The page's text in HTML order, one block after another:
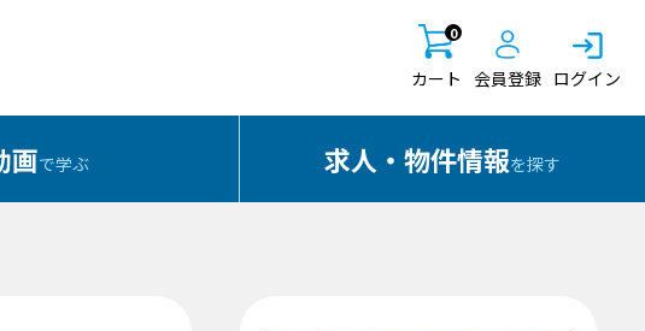
0
カート 会員登録 ログイン
画で学ぶ 求人・物件情報を探す